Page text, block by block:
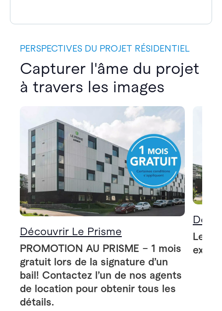
PERSPECTIVES DU PROJET RÉSIDENTIEL
Capturer l'âme du projet
à travers les images
Découvrir Le Prisme
PROMOTION AU PRISME – 1 mois
gratuit lors de la signature d’un
bail! Contactez l’un de nos agents
de location pour obtenir tous les
détails.
Le